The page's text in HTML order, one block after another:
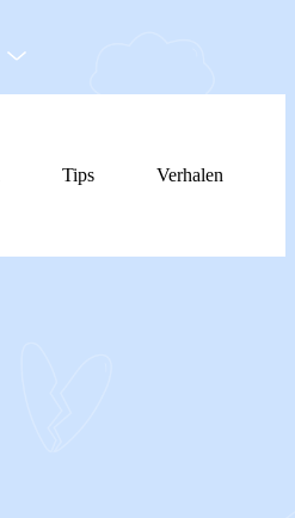
Tips Verhalen